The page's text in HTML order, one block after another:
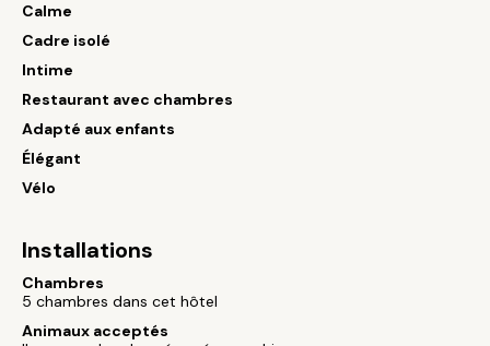
Calme
Cadre isolé
Intime
Restaurant avec chambres
Adapté aux enfants
Élégant
Vélo
Installations
Chambres
5 chambres dans cet hôtel
Animaux acceptés